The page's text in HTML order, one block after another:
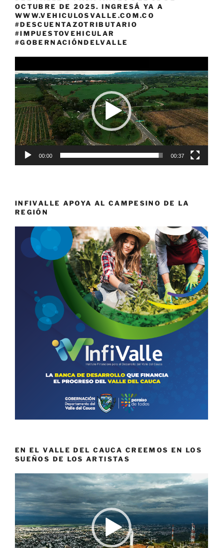
OCTUBRE DE 2025. INGRESÁ YA A
WWW.VEHICULOSVALLE.COM.CO
#DESCUENTAZOTRIBUTARIO
#IMPUESTOVEHICULAR
#GOBERNACIÓNDELVALLE
de
vídeo
00:00 00:37
INFIVALLE APOYA AL CAMPESINO DE LA
REGIÓN
EN EL VALLE DEL CAUCA CREEMOS EN LOS
SUEÑOS DE LOS ARTISTAS
Reproductor
de
vídeo